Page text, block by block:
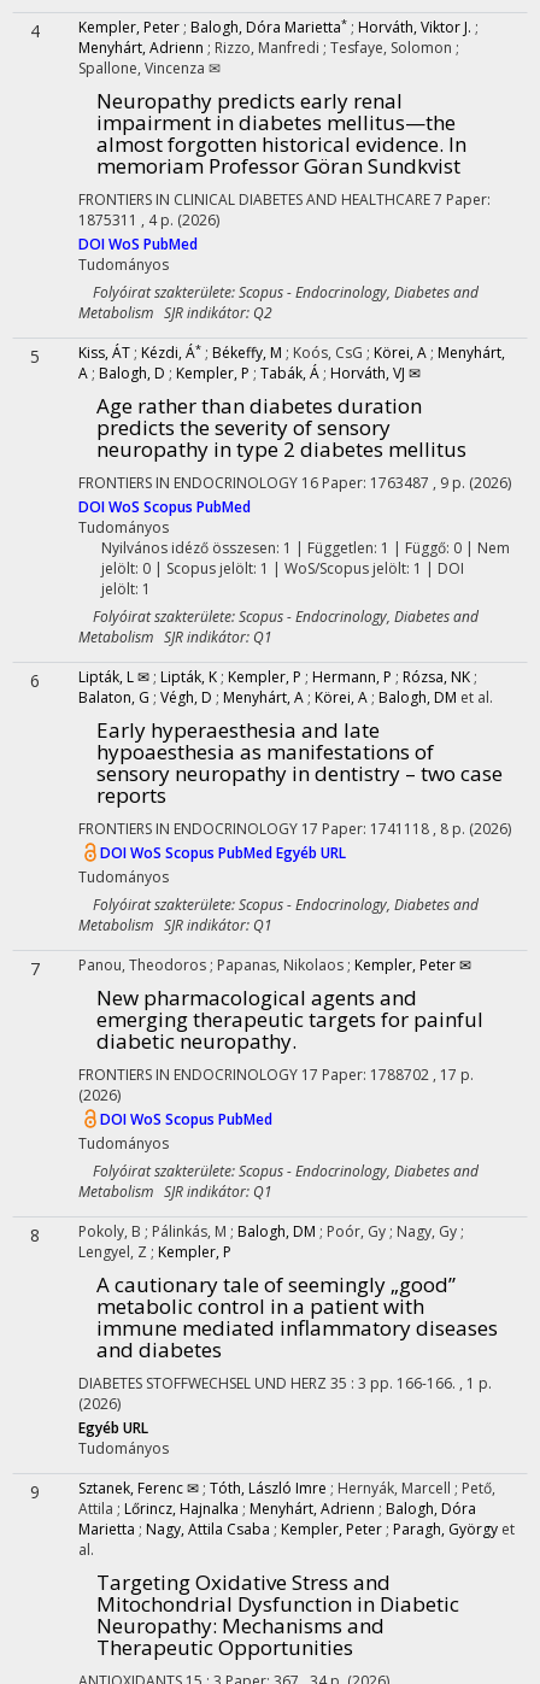
4 Kempler, Peter ; Balogh, Dóra Marietta* ; Horváth, Viktor J. ;
Menyhárt, Adrienn ; Rizzo, Manfredi ; Tesfaye, Solomon ;
Spallone, Vincenza ✉
Neuropathy predicts early renal
impairment in diabetes mellitus—the
almost forgotten historical evidence. In
memoriam Professor Göran Sundkvist
FRONTIERS IN CLINICAL DIABETES AND HEALTHCARE7 Paper:
1875311 , 4 p. (2026)
DOIWoS PubMed
Tudományos
Folyóirat szakterülete: Scopus - Endocrinology, Diabetes and
Metabolism SJR indikátor: Q2
5 Kiss, ÁT ; Kézdi, Á* ; Békeffy, M ; Koós, CsG ; Körei, A ; Menyhárt,
A ; Balogh, D ; Kempler, P ; Tabák, Á ; Horváth, VJ ✉
Age rather than diabetes duration
predicts the severity of sensory
neuropathy in type 2 diabetes mellitus
FRONTIERS IN ENDOCRINOLOGY 16 Paper: 1763487 , 9 p. (2026)
DOIWoS Scopus PubMed
Tudományos
Nyilvános idéző összesen: 1 | Független: 1 | Függő: 0 | Nem
jelölt: 0 | Scopus jelölt: 1 | WoS/Scopus jelölt: 1 | DOI
jelölt: 1
Folyóirat szakterülete: Scopus - Endocrinology, Diabetes and
Metabolism SJR indikátor: Q1
6 Lipták, L ✉ ; Lipták, K ; Kempler, P ; Hermann, P ; Rózsa, NK ;
Balaton, G ; Végh, D ; Menyhárt, A ; Körei, A ; Balogh, DM et al.
Early hyperaesthesia and late
hypoaesthesia as manifestations of
sensory neuropathy in dentistry – two case
reports
FRONTIERS IN ENDOCRINOLOGY 17 Paper: 1741118 , 8 p. (2026)
DOIWoS Scopus PubMedEgyéb URL
Tudományos
Folyóirat szakterülete: Scopus - Endocrinology, Diabetes and
Metabolism SJR indikátor: Q1
7 Panou, Theodoros ; Papanas, Nikolaos ; Kempler, Peter ✉
New pharmacological agents and
emerging therapeutic targets for painful
diabetic neuropathy.
FRONTIERS IN ENDOCRINOLOGY 17 Paper: 1788702 , 17 p.
(2026)
DOIWoS Scopus PubMed
Tudományos
Folyóirat szakterülete: Scopus - Endocrinology, Diabetes and
Metabolism SJR indikátor: Q1
8 Pokoly, B ; Pálinkás, M ; Balogh, DM ; Poór, Gy ; Nagy, Gy ;
Lengyel, Z ; Kempler, P
A cautionary tale of seemingly „good”
metabolic control in a patient with
immune mediated inflammatory diseases
and diabetes
DIABETES STOFFWECHSEL UND HERZ 35 : 3 pp. 166-166. , 1 p.
(2026)
Egyéb URL
Tudományos
9 Sztanek, Ferenc ✉ ; Tóth, László Imre ; Hernyák, Marcell ; Pető,
Attila ; Lőrincz, Hajnalka ; Menyhárt, Adrienn ; Balogh, Dóra
Marietta ; Nagy, Attila Csaba ; Kempler, Peter ; Paragh, György et
al.
Targeting Oxidative Stress and
Mitochondrial Dysfunction in Diabetic
Neuropathy: Mechanisms and
Therapeutic Opportunities